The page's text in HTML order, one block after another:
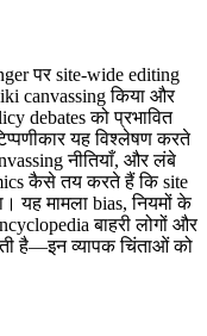
पर site-wide editing
canvassing किया और
debates को प्रभावित
यह विश्लेषण करते
नीतियाँ, और लंबे
कैसे तय करते हैं कि site
यह मामला bias, नियमों के
बाहरी लोगों और
है—इन व्यापक चिंताओं को